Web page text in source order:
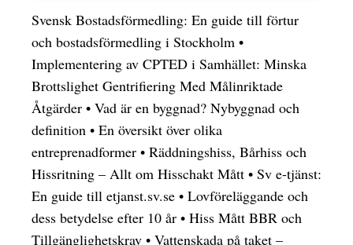
Svensk Bostadsförmedling: En guide till förtur
och bostadsförmedling i Stockholm •
Implementering av CPTED i Samhället: Minska
Brottslighet Gentrifiering Med Målinriktade
Åtgärder • Vad är en byggnad? Nybyggnad och
definition • En översikt över olika
entreprenadformer • Räddningshiss, Bårhiss och
Hissritning – Allt om Hisschakt Mått • Sv e-tjänst:
En guide till etjanst.sv.se • Lovföreläggande och
dess betydelse efter 10 år • Hiss Mått BBR och
Tillgänglighetskrav • Vattenskada på taket –